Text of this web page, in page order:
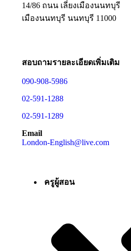
14/86 ถนน เลี่ยงเมืองนนทบุรี
เมืองนนทบุรี นนทบุรี 11000
สอบถามรายละเอียดเพิ่มเติม
090-908-5986
02-591-1288
02-591-1289
Email
London-English@live.com
ครูผู้สอน